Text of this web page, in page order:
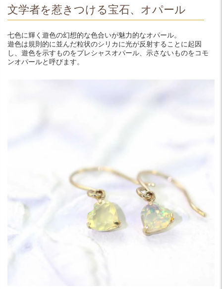
文学者を惹きつける宝石、オパール
七色に輝く遊色の幻想的な色合いが魅力的なオパール。
遊色は規則的に並んだ粒状のシリカに光が反射することに起因
し、遊色を示すものをプレシャスオパール、示さないものをコモ
ンオパールと呼びます。